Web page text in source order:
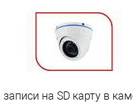
на SD карту в